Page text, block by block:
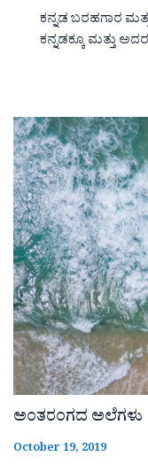
ಕನ್ನಡ ಬರಹಗಾರ
ಕನ್ನಡಕ್ಕೂ ಮತ್ತು
ಅಂತರಂಗದ ಅಲೆಗಳು
October 19, 2019